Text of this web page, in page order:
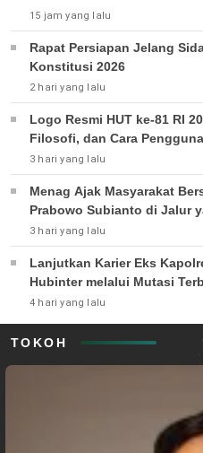
15 jam yang lalu
Rapat Persiapan Jelang
Konstitusi 2026
2 hari yang lalu
Logo Resmi HUT ke-81 RI
Filosofi, dan Cara
3 hari yang lalu
Menag Ajak Masyarakat
Prabowo Subianto di Jalur
3 hari yang lalu
Lanjutkan Karier Eks
Hubinter melalui Mutasi
4 hari yang lalu
TOKOH